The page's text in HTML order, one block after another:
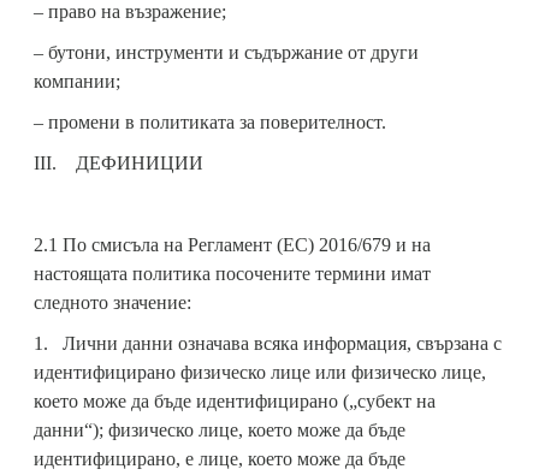
– право на възражение;
– бутони, инструменти и съдържание от други
компании;
– промени в политиката за поверителност.
III. ДЕФИНИЦИИ
2.1 По смисъла на Регламент (ЕС) 2016/679 и на
настоящата политика посочените термини имат
следното значение:
1. Лични данни означава всяка информация, свързана с
идентифицирано физическо лице или физическо лице,
което може да бъде идентифицирано („субект на
данни“); физическо лице, което може да бъде
идентифицирано, е лице, което може да бъде